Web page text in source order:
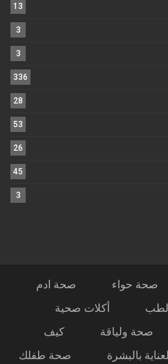
13
3
3
336
28
53
26
45
3
صحة حواء
صحة ادم
أكلات صحية
صحة ولياقة
كيف
بالبشرة صحة طفلك